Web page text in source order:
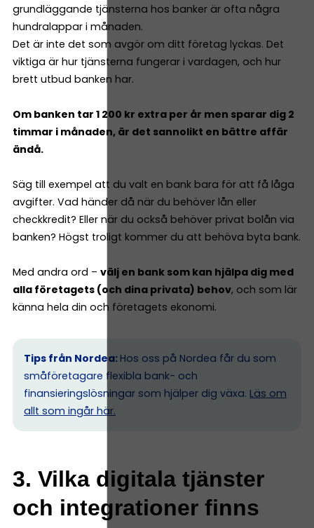
grundläggande tjänsterna hos banker är ofta några
hundralappar i månaden.
Det är inte det som avgör om ditt företag lyckas. Det
viktiga är hur tjänsterna fungerar i vardagen, och hur
brett utbud banken har.
Om banken tar 1 200 kr extra per år men sparar dig 2
timmar i månaden, är det sannolikt en bättre affär
ändå.
Säg till exempel att du valt en bank bara för att få låga
avgifter. Vad händer då när du behöver lån eller
checkkredit? Eller när du också behöver privat bolån via
banken? Högst troligt kommer du att behöva byta bank.
Med andra ord – välj en bank som kan hjälpa dig med
alla företagets (och dina privata) behov, och som lär
känna hela din och företagets ekonomi.
Tips från Nordea: Hos oss på Nordea får du som
småföretagare flexibla bank- och
finansieringslösningar som hjälper dig växa. Läs om
allt som ingår här.
3. Vilka digitala tjänster
och integrationer finns